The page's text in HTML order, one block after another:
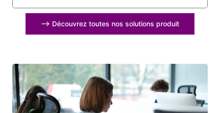
⟶ Découvrez toutes nos solutions produit